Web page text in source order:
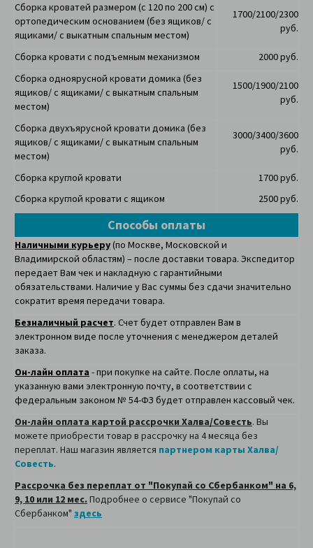
Сборка кроватей размером (с 120 по 200 см) с
ортопедическим основанием (без ящиков/ с
ящиками/ с выкатным спальным местом)
1700/2100/2300
руб.
Сборка кровати с подъемным механизмом
2000 руб.
Сборка одноярусной кровати домика (без
ящиков/ с ящиками/ с выкатным спальным
местом)
1500/1900/2100
руб.
Сборка двухъярусной кровати домика (без
ящиков/ с ящиками/ с выкатным спальным
местом)
3000/3400/3600
руб.
Сборка круглой кровати
Сборка круглой кровати с ящиком
1700 руб.
2500 руб.
Способы оплаты
Наличными курьеру(по Москве, Московской и
Владимирской областям) – после доставки товара. Экспедитор
передает Вам чек и накладную с гарантийными
обязательствами. Наличие у Вас суммы без сдачи значительно
сократит время передачи товара.
Безналичный расчет. Счет будет отправлен Вам в
электронном виде после уточнения с менеджером деталей
заказа.
Он-лайн оплата - при покупке на сайте. После оплаты, на
указанную вами электронную почту, в соответствии с
федеральным законом № 54-ФЗ будет отправлен кассовый чек.
Он-лайн оплата картой рассрочки Халва/Совесть. Вы
можете приобрести товар в рассрочку на 4 месяца без
переплат. Наш магазин является партнером карты Халва/
Совесть.
Рассрочка без переплат от "Покупай со Сбербанком" на 6,
9, 10 или 12 мес. Подробнее о сервисе "Покупай со
Сбербанком" здесь